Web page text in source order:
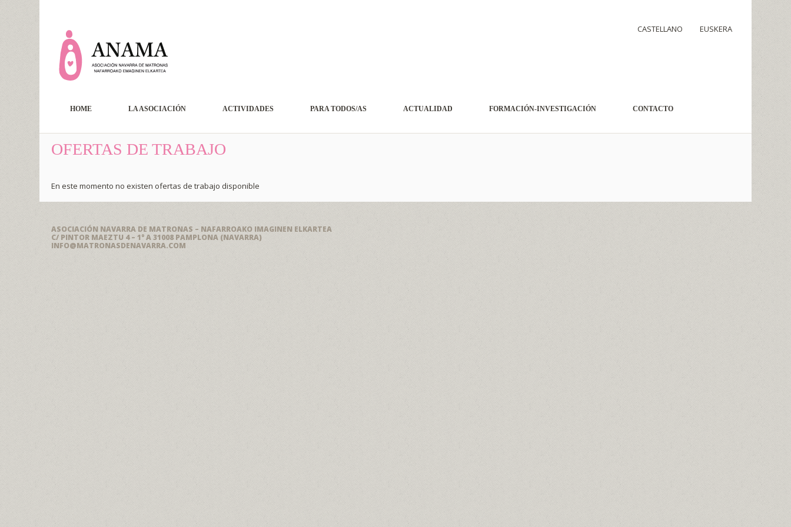
CASTELLANO EUSKERA
HOME LA ASOCIACIÓN ACTIVIDADES PARA TODOS/AS ACTUALIDAD FORMACIÓN-INVESTIGACIÓN CONTACTO
OFERTAS DE TRABAJO
En este momento no existen ofertas de trabajo disponible
ASOCIACIÓN NAVARRA DE MATRONAS – NAFARROAKO IMAGINEN ELKARTEA
C/ PINTOR MAEZTU 4 – 1° A 31008 PAMPLONA (NAVARRA)
INFO@MATRONASDENAVARRA.COM